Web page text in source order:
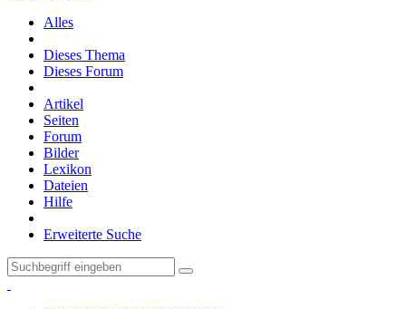
Alles
Dieses Thema
Dieses Forum
Artikel
Seiten
Forum
Bilder
Lexikon
Dateien
Hilfe
Erweiterte Suche